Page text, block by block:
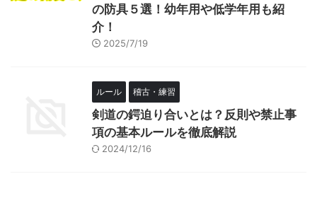
の防具５選！幼年用や低学年用も紹
介！
2025/7/19
ルール 稽古・練習
剣道の鍔迫り合いとは？反則や禁止事
項の基本ルールを徹底解説
2024/12/16